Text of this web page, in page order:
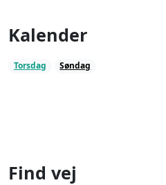
Kalender
Torsdag Søndag
Find vej